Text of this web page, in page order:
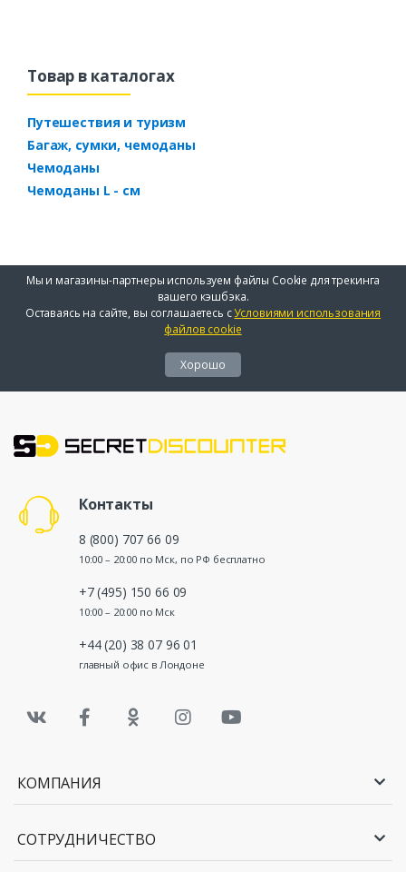
Товар в каталогах
Путешествия и туризм
Багаж, сумки, чемоданы
Чемоданы
Чемоданы L - см
Мы и магазины-партнеры используем файлы Cookie для трекинга
вашего кэшбэка.
Оставаясь на сайте, вы соглашаетесь сУсловиями использования
файлов cookie
Хорошо
Контакты
8 (800) 707 66 09
10:00 – 20:00 по Мск, по РФ бесплатно
+7 (495) 150 66 09
10:00 – 20:00 по Мск
+44 (20) 38 07 96 01
главный офис в Лондоне
КОМПАНИЯ
СОТРУДНИЧЕСТВО